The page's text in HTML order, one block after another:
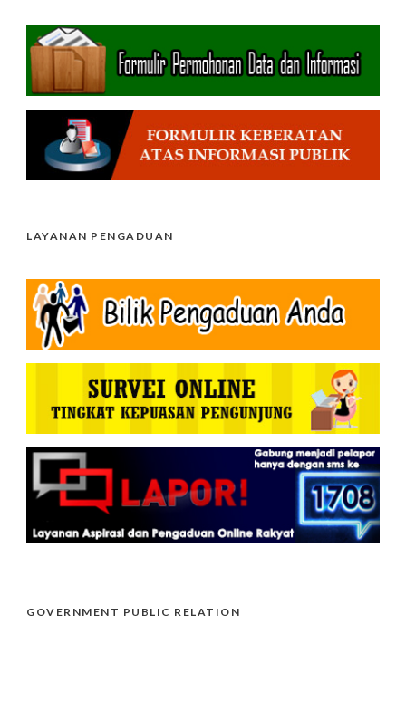
LAYANAN PENGADUAN
GOVERNMENT PUBLIC RELATION